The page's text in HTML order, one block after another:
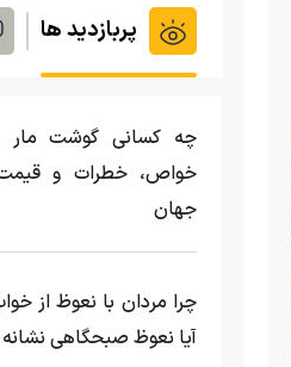
پربازدید ها
چه کسانی گوشت مار
خواص، خطرات و
جهان
چرا مردان با نعوظ از
آیا نعوظ صبحگاهی